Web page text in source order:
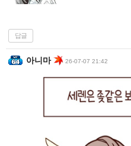
답글
아니마 26-07-07 21:42